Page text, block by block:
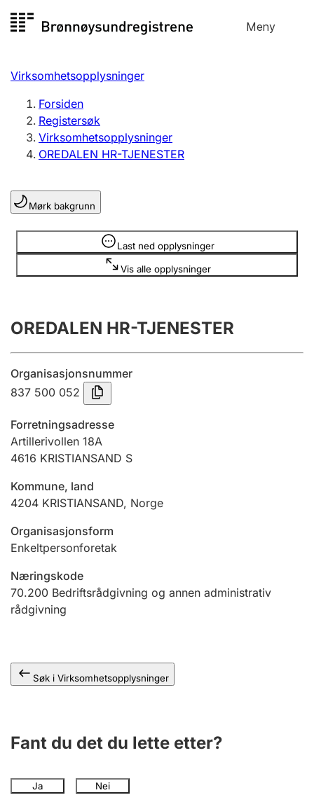
til
Meny
Registersøk
Aksjeselskap
Enkeltpersonforetak
Registrere, endre, slette
Lag og forening
Registrere, endre, slette
Innsending og forsinkelsesgebyr
Jeger
Ektepaktveileder
Offentlig sektor
Virksomhetsopplysninger
Forsiden
Registersøk
Virksomhetsopplysninger
OREDALEN HR-TJENESTER
Mørk bakgrunn
Last ned opplysninger
Vis alle opplysninger
Opplysninger er skjult
OREDALEN HR-TJENESTER
Organisasjonsnummer
837 500 052
Forretningsadresse
Artillerivollen 18A
4616 KRISTIANSAND S
Kommune, land
4204 KRISTIANSAND, Norge
Organisasjonsform
Enkeltpersonforetak
Næringskode
70.200 Bedriftsrådgivning og annen administrativ
rådgivning
Søk i Virksomhetsopplysninger
Fant du det du lette etter?
Ja Nei